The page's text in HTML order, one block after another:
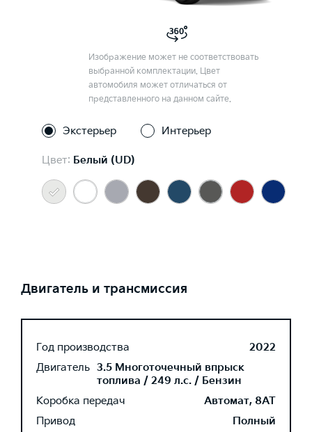
Изображение может не соответствовать
выбранной комплектации. Цвет
автомобиля может отличаться от
представленного на данном сайте.
Экстерьер Интерьер
Цвет: Белый (UD)
Двигатель и трансмиссия
Год производства
2022
Двигатель 3.5 Многоточечный впрыск
топлива / 249 л.с. / Бензин
Коробка передач
Автомат, 8AT
Привод
Полный